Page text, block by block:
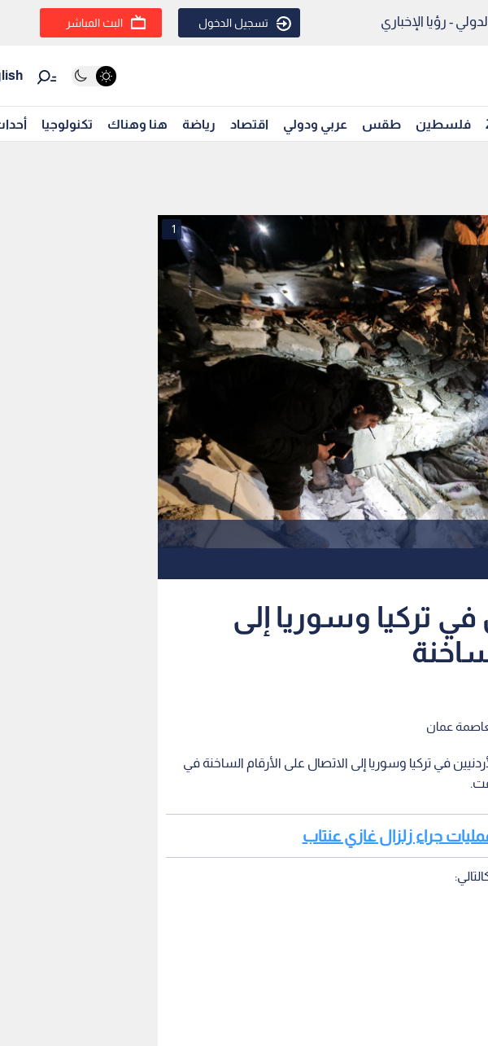
- رؤيا الإخباري تسجيل الدخول البث المباشر
فلسطين طقس عربي ودولي اقتصاد رياضة هنا وهناك تكنولوجيا
1
في تركيا وسوريا إلى
عمان
في تركيا وسوريا إلى الاتصال على الأرقام الساخنة في
جراء زلزال غازي عنتاب